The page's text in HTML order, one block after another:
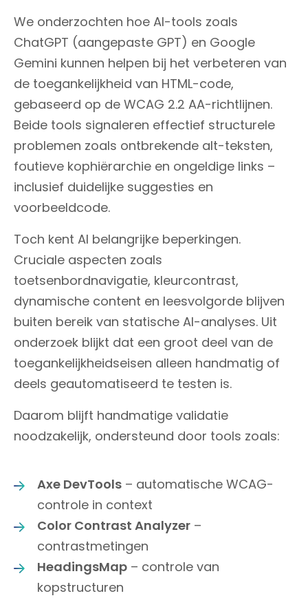
We onderzochten hoe AI-tools zoals
ChatGPT (aangepaste GPT) en Google
Gemini kunnen helpen bij het verbeteren van
de toegankelijkheid van HTML-code,
gebaseerd op de WCAG 2.2 AA-richtlijnen.
Beide tools signaleren effectief structurele
problemen zoals ontbrekende alt-teksten,
foutieve kophiërarchie en ongeldige links –
inclusief duidelijke suggesties en
voorbeeldcode.
Toch kent AI belangrijke beperkingen.
Cruciale aspecten zoals
toetsenbordnavigatie, kleurcontrast,
dynamische content en leesvolgorde blijven
buiten bereik van statische AI-analyses. Uit
onderzoek blijkt dat een groot deel van de
toegankelijkheidseisen alleen handmatig of
deels geautomatiseerd te testen is.
Daarom blijft handmatige validatie
noodzakelijk, ondersteund door tools zoals:
Axe DevTools – automatische WCAG-
controle in context
Color Contrast Analyzer –
contrastmetingen
HeadingsMap – controle van
kopstructuren